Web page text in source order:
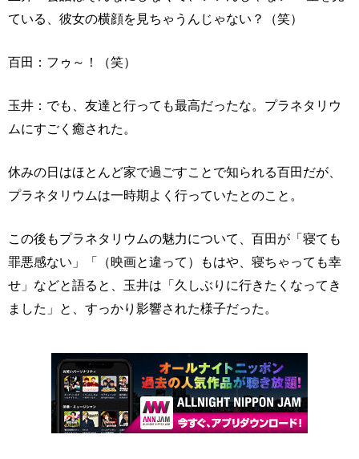
ている、彼女の横顔を見ちゃうんじゃない？（笑）
百田：フゥ～！（笑）
玉井：でも、友達と行っても最高だったな。プラネタリウ
ムにすごく癒された。
休みの日はほとんど家で過ごすことで知られる百田だが、
プラネタリウムは一時期よく行っていたとのこと。
この後もプラネタリウムの魅力について、百田が「寝ても
罪悪感ない」「（映画と違って）もはや、寝ちゃっても幸
せ」などと語ると、玉井は「久しぶりに行きたくなってき
ました」と、すっかり影響された様子だった。